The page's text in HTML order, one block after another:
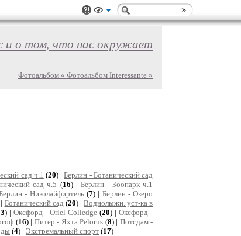
и о том, что нас окружает
Фотоальбом « Фотоальбом Interessante »
сад ч.1 (20) |Берлин - Ботанический сад
сад ч.5 (16) | Берлин - Зоопарк ч.1
- Николайфиртель(7) | Берлин - Озеро
Ботанический сад (20) | Воднолыжн. уст-ка в
) |Оксфорд - Oriel Colledge (20) |Оксфорд -
(16) | Питер - Яхта Pelorus (8) | Потсдам -
(4) | Экстремальный спорт (17) |